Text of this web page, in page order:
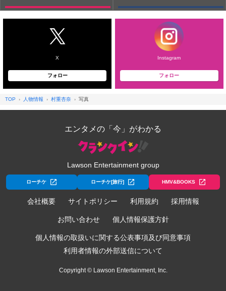
X
フォロー
Instagram
フォロー
TOP 人物情報 村重杏奈 写真
エンタメの「今」がわかる
Lawson Entertainment group
ローチケ ローチケ[旅行] HMV&BOOKS
会社概要 サイトポリシー 利用規約 採用情報
お問い合わせ 個人情報保護方針
個人情報の取扱いに関する公表事項及び同意事項
利用者情報の外部送信について
Copyright © Lawson Entertainment, Inc.